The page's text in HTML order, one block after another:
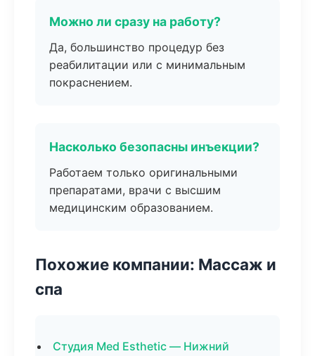
Можно ли сразу на работу?
Да, большинство процедур без
реабилитации или с минимальным
покраснением.
Насколько безопасны инъекции?
Работаем только оригинальными
препаратами, врачи с высшим
медицинским образованием.
Похожие компании: Массаж и
спа
Студия Med Esthetic — Нижний